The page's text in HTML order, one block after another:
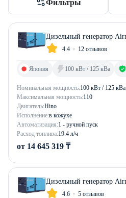
Фильтры
Дизельный генератор
4.4 12 отзывов
Номинальная мощность:100 кВт / 125 кВа
Максимальная мощность:110
Двигатель:Hino
Исполнение:в кожухе
Автоматизация:1 - ручной пуск
Расход топлива:19.4 л/ч
Япония 100 кВт / 125 кВа
от 14 645 319 ₸
Дизельный генератор
4.6 5 отзывов